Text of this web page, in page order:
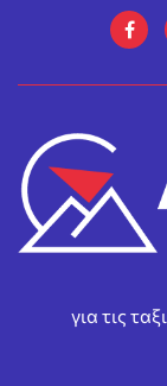
για τις